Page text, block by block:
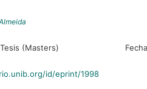
Tesis (Masters)
id/eprint/1998